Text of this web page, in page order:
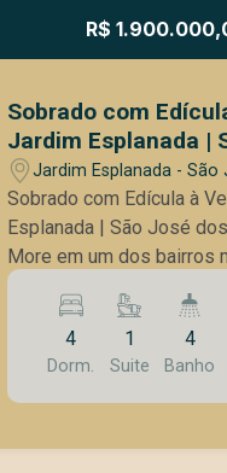
R$
Sobrado com
Jardim Esplanada |
dos Campos/SP
Jardim Esplanada - São
Campos/SP
Sobrado com Edícula à
Esplanada | São José
More em um dos bairros
tradicionais e arborizados
Jardim Esplanada é
excelente qualidade de
e fácil acesso ao Anel
Dutra, Centro e principais
4
Dorm.
1
Suite
4
Banho